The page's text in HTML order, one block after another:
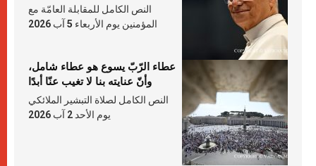
النص الكامل للمقابلة العامّة مع
المؤمنين يوم الأربعاء 5 آب 2026
عطاء الرّبّ يسوع هو عطاء شامل،
وأنّ عنايته بنا لا تغيب عنّا أبدًا
النص الكامل لصلاة التبشير الملائكي
يوم الأحد 2 آب 2026